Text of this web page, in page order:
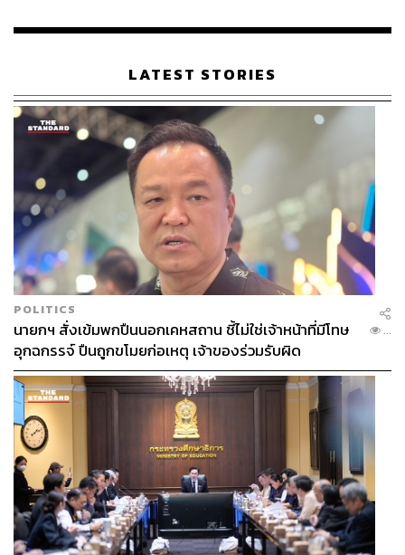
เรือนไทยที่ถูกซุกไว้
LATEST STORIES
POLITICS
นายกฯ สั่งเข้มพกปืนนอกเคหสถาน ชี้ไม่ใช่เจ้าหน้าที่มีโทษ
อุกฉกรรจ์ ปืนถูกขโมยก่อเหตุ เจ้าของร่วมรับผิด
...